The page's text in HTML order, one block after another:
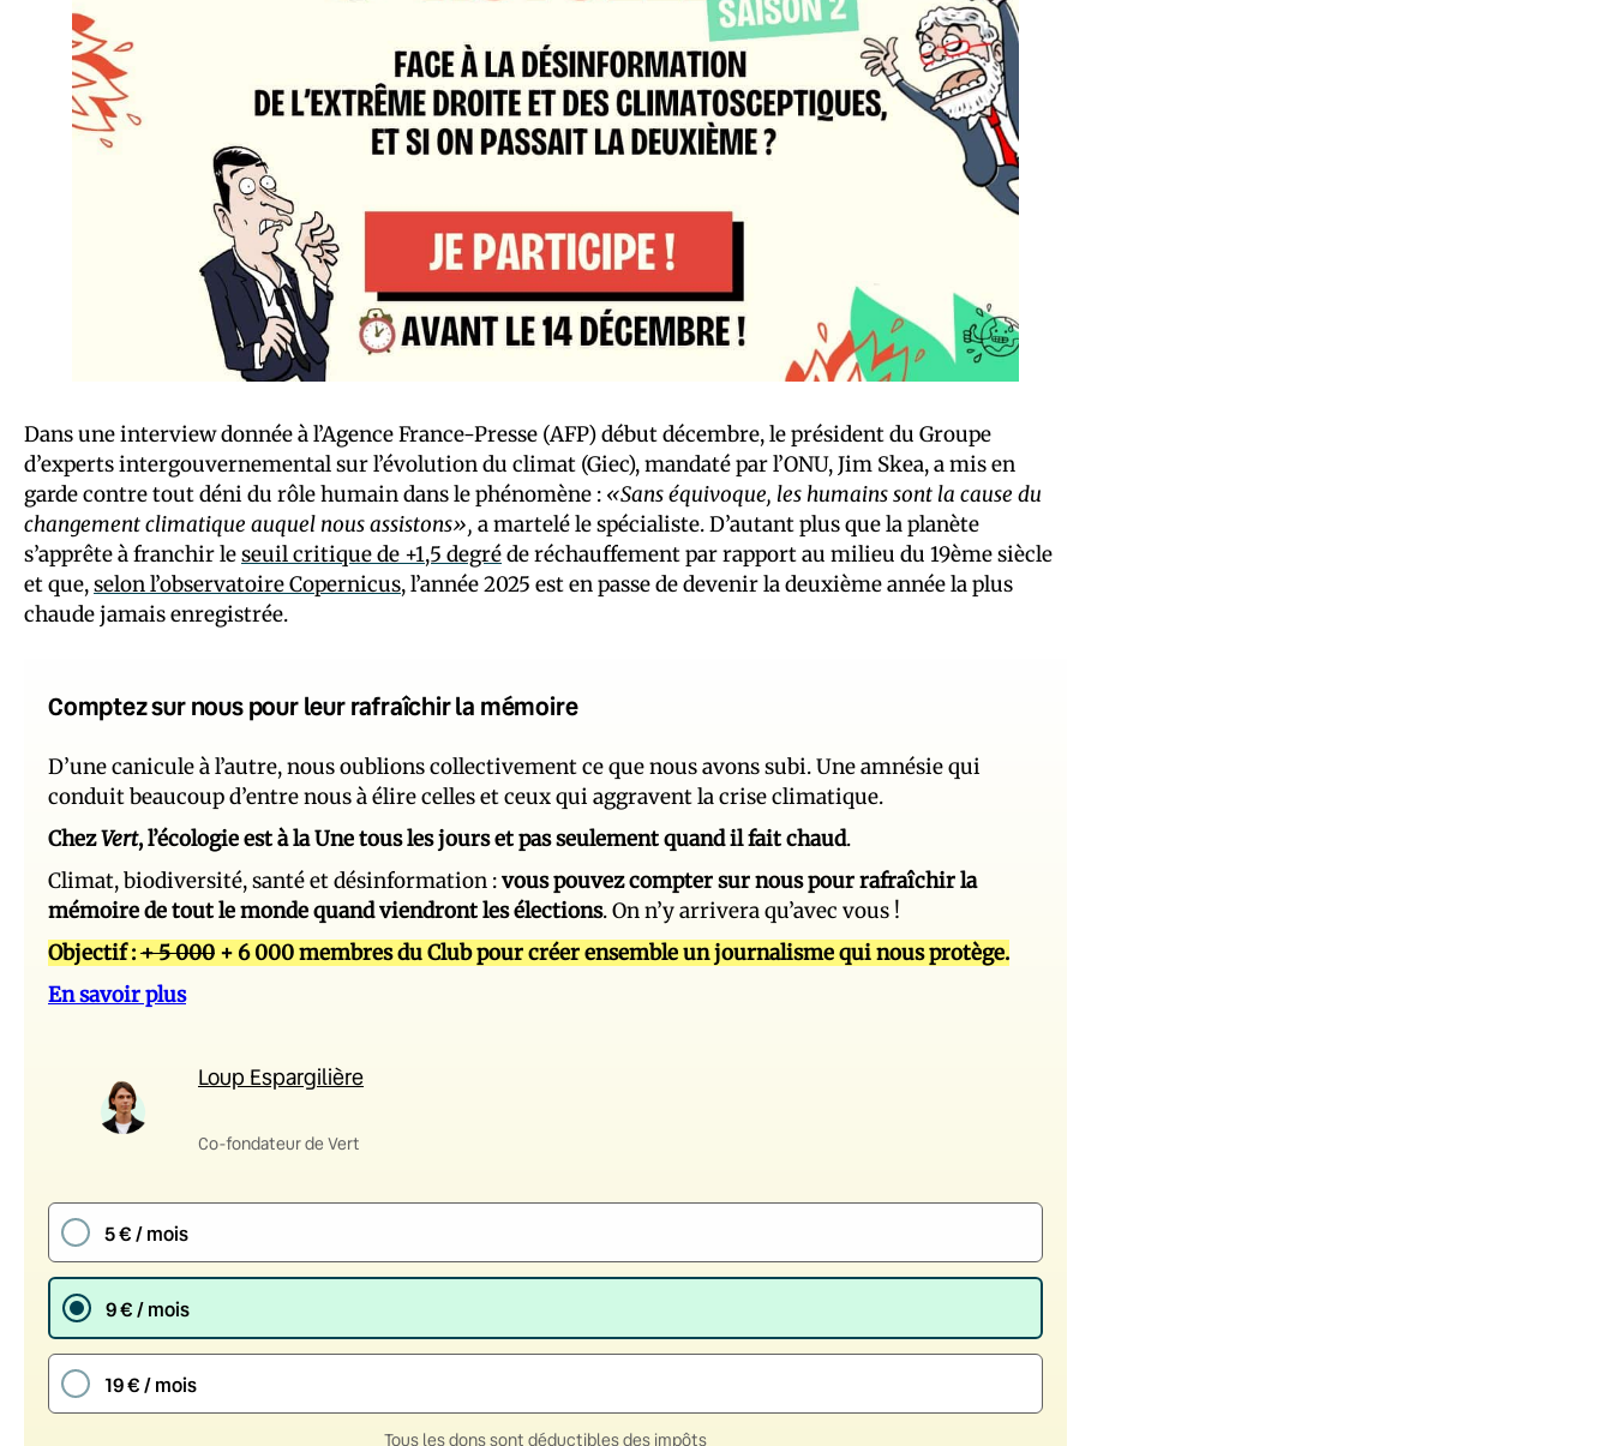
Dans une interview donnée à l’Agence France-Presse (AFP) début décembre, le président du Groupe
d’experts intergouvernemental sur l’évolution du climat (Giec), mandaté par l’ONU, Jim Skea, a mis en
garde contre tout déni du rôle humain dans le phénomène : «Sans équivoque, les humains sont la cause du
changement climatique auquel nous assistons», a martelé le spécialiste. D’autant plus que la planète
s’apprête à franchir leseuil critique de +1,5 degréde réchauffement par rapport au milieu du 19ème siècle
et que,selon l’observatoire Copernicus, l’année 2025 est en passe de devenir la deuxième année la plus
chaude jamais enregistrée.
Comptez sur nous pour leur rafraîchir la mémoire
D’une canicule à l’autre, nous oublions collectivement ce que nous avons subi. Une amnésie qui
conduit beaucoup d’entre nous à élire celles et ceux qui aggravent la crise climatique.
ChezVert, l’écologie est à la Une tous les jours et pas seulement quand il fait chaud.
Climat, biodiversité, santé et désinformation :vous pouvez compter sur nous pour rafraîchir la
mémoire de tout le monde quand viendront les élections. On n’y arrivera qu’avec vous !
Objectif :+ 5 000 + 6 000 membres du Club pour créer ensemble un journalisme qui nous protège.
En savoir plus
Loup Espargilière
Co-fondateur de Vert
5 € / mois
9 € / mois
19 € / mois
Tous les dons sont déductibles des impôts